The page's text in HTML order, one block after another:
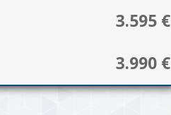
3.595 €
3.990 €